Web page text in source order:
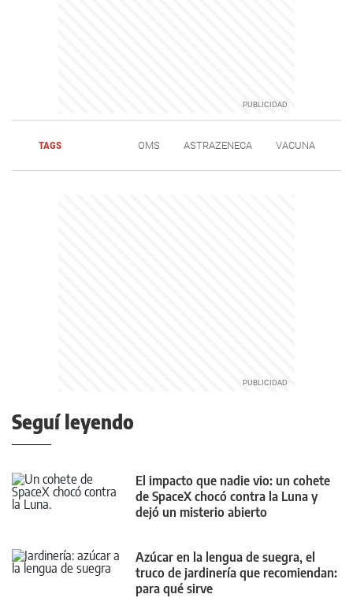
TAGS OMS ASTRAZENECA VACUNA
Seguí leyendo
El impacto que nadie vio: un cohete
de SpaceX chocó contra la Luna y
dejó un misterio abierto
Azúcar en la lengua de suegra, el
truco de jardinería que recomiendan:
para qué sirve